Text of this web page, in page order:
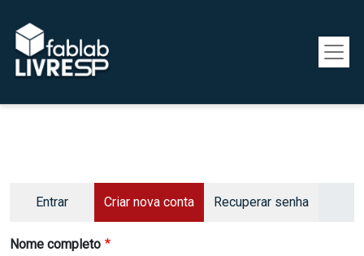
Primary tabs
Entrar Criar nova conta Recuperar senha
Nome completo